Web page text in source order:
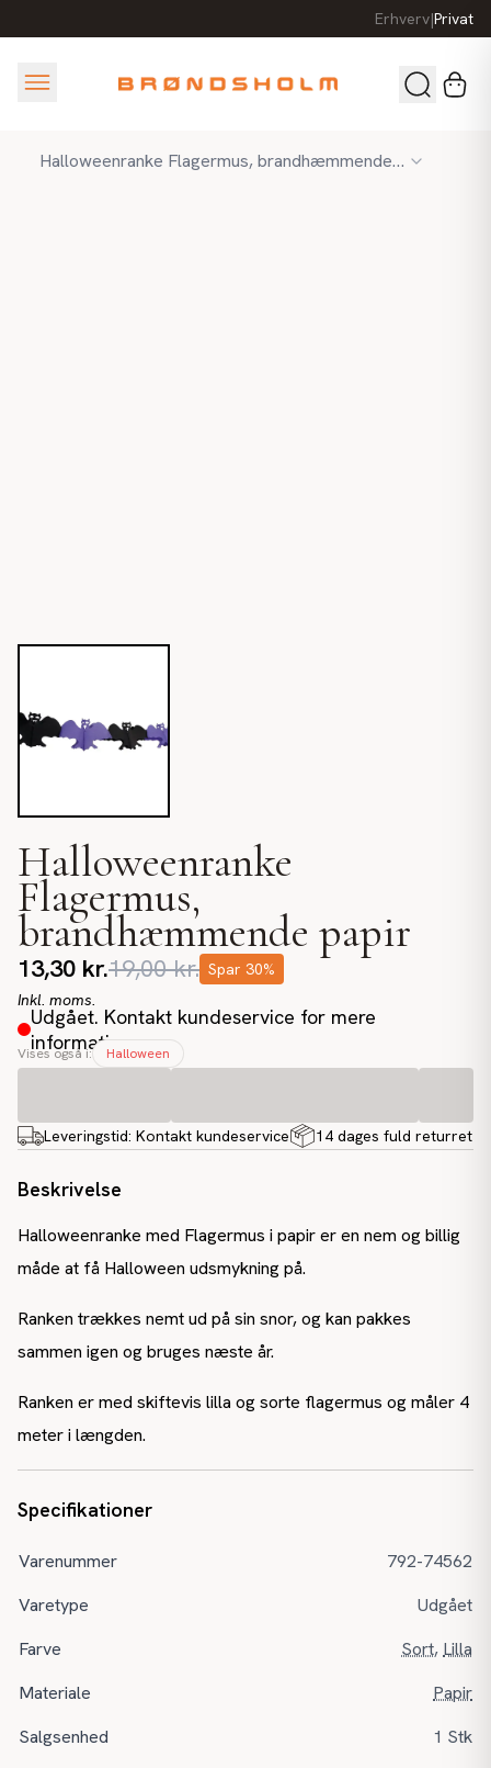
Erhverv|Privat
Halloweenranke Flagermus, brandhæmmende papir
Halloweenranke
Flagermus,
brandhæmmende papir
13,30 kr.19,00kr. Spar 30%
Inkl. moms.
Udgået. Kontakt kundeservice for mere
information
Vises også i: Halloween
Leveringstid: Kontakt kundeservice 14 dages fuld returret
Beskrivelse
Halloweenranke med Flagermus i papir er en nem og billig
måde at få Halloween udsmykning på.
Ranken trækkes nemt ud på sin snor, og kan pakkes
sammen igen og bruges næste år.
Ranken er med skiftevis lilla og sorte flagermus og måler 4
meter i længden.
Specifikationer
Varenummer
792-74562
Varetype
Udgået
Farve
Sort, Lilla
Materiale
Papir
Salgsenhed
1 Stk